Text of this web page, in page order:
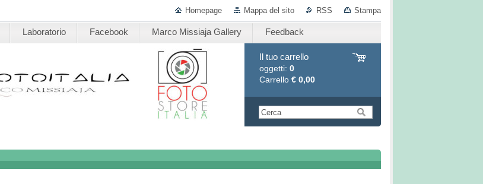
Homepage Mappa del sito RSS Stampa
Laboratorio Facebook Marco Missiaja Gallery Feedback
Il tuo carrello
oggetti: 0
Carrello € 0,00